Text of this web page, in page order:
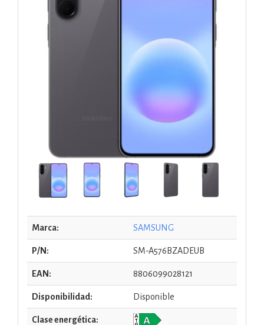
Marca: SAMSUNG
P/N: SM-A576BZADEUB
EAN: 8806099028121
Disponibilidad: Disponible
Clase energética: